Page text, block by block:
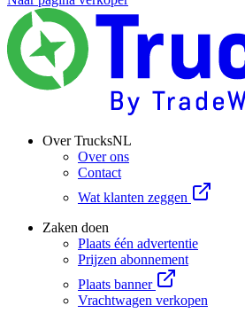
Over TrucksNL
Over ons
Contact
Wat klanten zeggen
Zaken doen
Plaats één advertentie
Prijzen abonnement
Plaats banner
Vrachtwagen verkopen